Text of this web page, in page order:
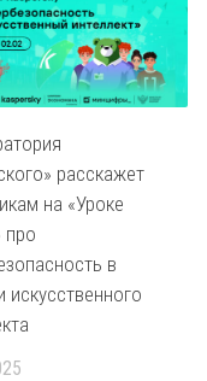
расскажет
на «Уроке
про
в
искусственного